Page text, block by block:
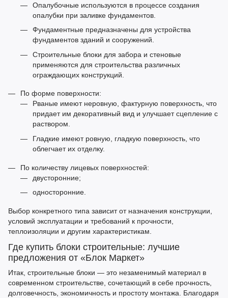
Опалубочные используются в процессе создания
опалубки при заливке фундаментов.
Фундаментные предназначены для устройства
фундаментов зданий и сооружений.
Строительные блоки для забора и стеновые
применяются для строительства различных
ограждающих конструкций.
По форме поверхности:
Рваные имеют неровную, фактурную поверхность, что
придает им декоративный вид и улучшает сцепление с
раствором.
Гладкие имеют ровную, гладкую поверхность, что
облегчает их отделку.
По количеству лицевых поверхностей:
двусторонние;
односторонние.
Выбор конкретного типа зависит от назначения конструкции,
условий эксплуатации и требований к прочности,
теплоизоляции и другим характеристикам.
Где купить блоки строительные: лучшие
предложения от «Блок Маркет»
Итак, строительные блоки — это незаменимый материал в
современном строительстве, сочетающий в себе прочность,
долговечность, экономичность и простоту монтажа. Благодаря